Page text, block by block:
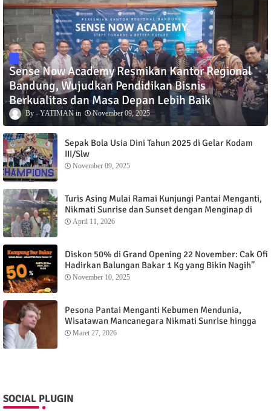
Sense Now Academy Resmikan Kantor Regional
Bandung, Wujudkan Pendidikan Bisnis
Berkualitas dan Masa Depan Lebih Baik
YATIMAN November 09, 2025
Sepak Bola Usia Dini Tahun 2025 di Gelar Kodam
III/Slw
November 09, 2025
Turis Asing Mulai Ramai Kunjungi Pantai Menganti,
Nikmati Sunrise dan Sunset dengan Menginap di
Menganti Cottage
April 11, 2026
Diskon 50% di Grand Opening 22 November: Cak Ofi
Hadirkan Balungan Bakar 1 Kg yang Bikin Nagih”
November 10, 2025
Pesona Pantai Menganti Kebumen Mendunia,
Wisatawan Mancanegara Nikmati Sunrise hingga
Sunset dari Menganti Cottage
Maret 27, 2026
SOCIAL PLUGIN